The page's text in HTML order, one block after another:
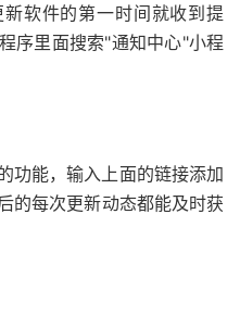
软件的第一时间就收到提
序里面搜索"通知中心"小程
功能，输入上面的链接添加
的每次更新动态都能及时获